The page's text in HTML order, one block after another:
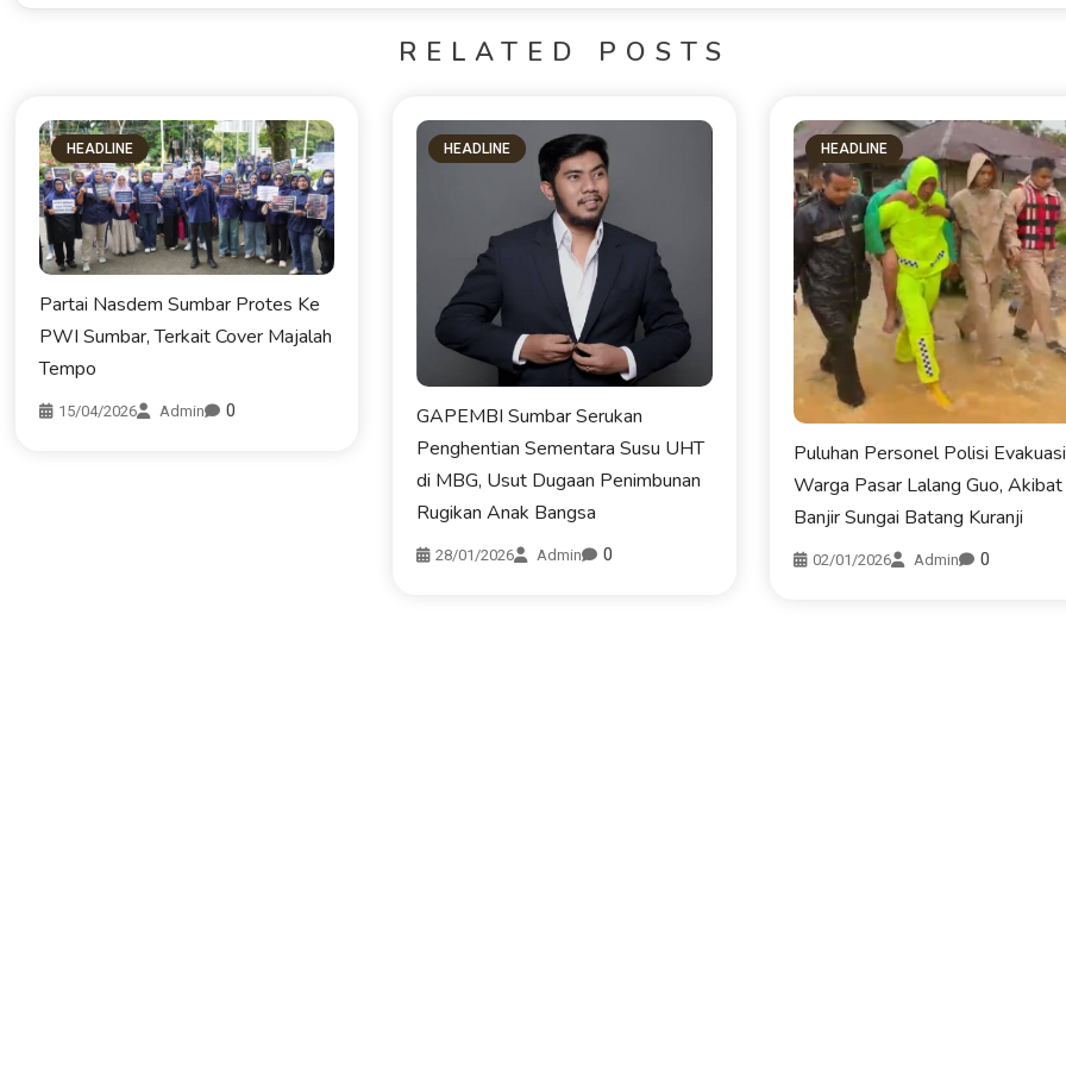
RELATED POSTS
HEADLINE
Partai Nasdem Sumbar Protes Ke
PWI Sumbar, Terkait Cover Majalah
Tempo
15/04/2026 Admin 0
HEADLINE
GAPEMBI Sumbar Serukan
Penghentian Sementara Susu UHT
di MBG, Usut Dugaan Penimbunan
Rugikan Anak Bangsa
28/01/2026 Admin 0
HEADLINE
Puluhan Personel Polisi Evakuasi
Warga Pasar Lalang Guo, Akibat
Banjir Sungai Batang Kuranji
02/01/2026 Admin 0